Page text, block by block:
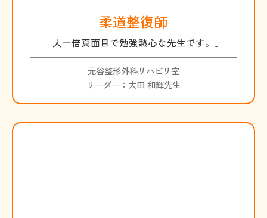
柔道整復師
「人一倍真面目で勉強熱心な先生です。」
元谷整形外科リハビリ室
リーダー：大田 和輝先生